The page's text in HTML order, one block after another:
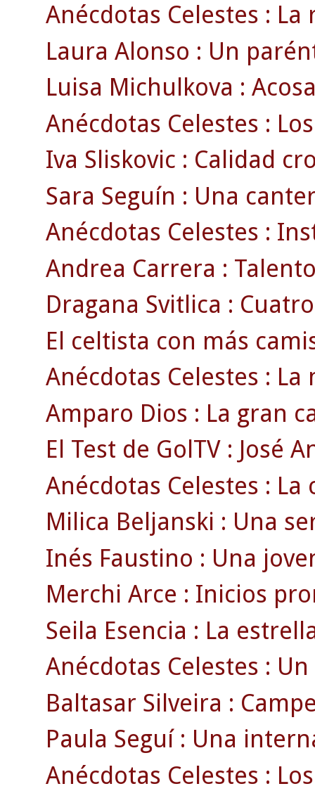
Anécdotas Celestes :
Laura Alonso : Un
Luisa Michulkova :
Anécdotas Celestes :
Iva Sliskovic : Calidad
Sara Seguín : Una
Anécdotas Celestes :
Andrea Carrera :
Dragana Svitlica :
El celtista con más
Anécdotas Celestes :
Amparo Dios : La gran
El Test de GolTV : José
Anécdotas Celestes : La
Milica Beljanski : Una
Inés Faustino : Una
Merchi Arce : Inicios
Seila Esencia : La
Anécdotas Celestes :
Baltasar Silveira :
Paula Seguí : Una
Anécdotas Celestes :